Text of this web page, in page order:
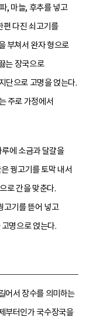
, 마늘, 후추를 넣고
편 다진 쇠고기를
부쳐서 완자 형으로
는 장국으로
단으로 고명을 얹는다.
주로 가정에서
에 소금과 달걀을
꿩고기를 토막 내서
로 간을 맞춘다.
고기를 뜯어 넣고
명으로 얹는다.
어서 장수를 의미하는
부터인가 국수장국을